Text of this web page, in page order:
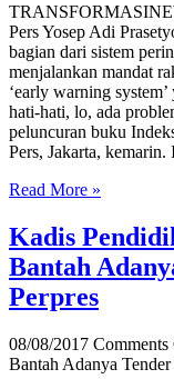
Pers Yosep Adi
bagian dari sistem
menjalankan mandat
‘early warning
hati-hati, lo, ada
peluncuran buku
Pers, Jakarta,
Read More »
Kadis
Bantah
Perpres
08/08/2017
Bantah Adanya